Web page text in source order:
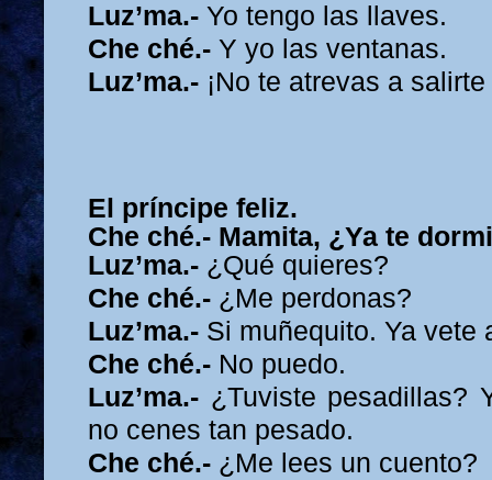
Luz’ma.- Yo tengo las llaves.
Che ché.- Y yo las ventanas.
Luz’ma.- ¡No te atrevas a
El príncipe feliz.
Che ché.- Mamita, ¿Ya te
Luz’ma.- ¿Qué quieres?
Che ché.- ¿Me perdonas?
Luz’ma.- Si muñequito. Ya vete
Che ché.- No puedo.
Luz’ma.- ¿Tuviste pesadillas?
no cenes tan pesado.
Che ché.- ¿Me lees un cuento?